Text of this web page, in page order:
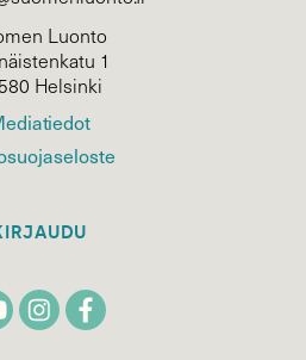
Luonto
1
Helsinki